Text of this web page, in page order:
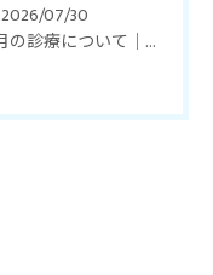
2026/07/30
8月の診療について｜休日診療・お盆期間中の診療・皮膚のお悩み相談